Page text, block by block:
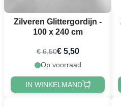
Zilveren Glittergordijn -
100 x 240 cm
€ 6,50€ 5,50
Op voorraad
IN WINKELMAND